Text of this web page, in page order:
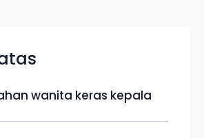
wanita keras kepala